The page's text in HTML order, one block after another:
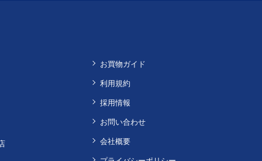
お買物ガイド
利用規約
採用情報
お問い合わせ
会社概要